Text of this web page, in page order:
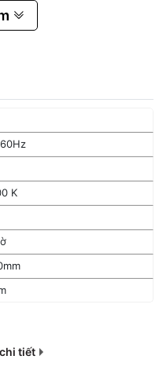
không gian và tăng tính
K
tiết